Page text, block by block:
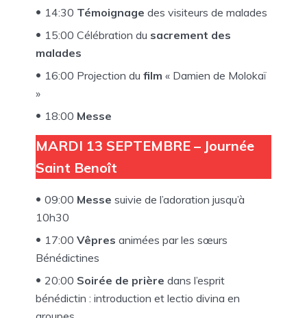
14:30 Témoignage des visiteurs de malades
15:00 Célébration du sacrement des
malades
16:00 Projection du film « Damien de Molokaï
»
18:00 Messe
MARDI 13 SEPTEMBRE – Journée
Saint Benoît
09:00 Messe suivie de l’adoration jusqu’à
10h30
17:00 Vêpres animées par les sœurs
Bénédictines
20:00 Soirée de prière dans l’esprit
bénédictin : introduction et lectio divina en